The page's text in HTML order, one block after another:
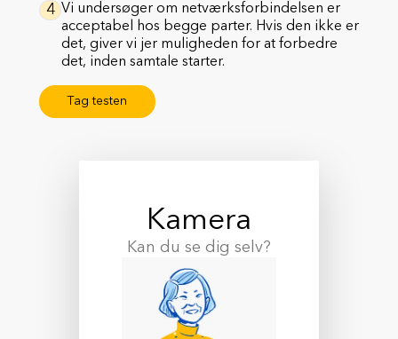
4 Vi undersøger om netværksforbindelsen er
acceptabel hos begge parter. Hvis den ikke er
det, giver vi jer muligheden for at forbedre
det, inden samtale starter.
Tag testen
Kamera
Kan du se dig selv?